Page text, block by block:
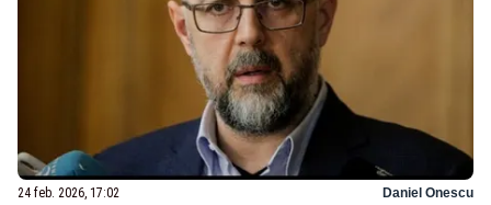
24 feb. 2026, 17:02 Daniel Onescu